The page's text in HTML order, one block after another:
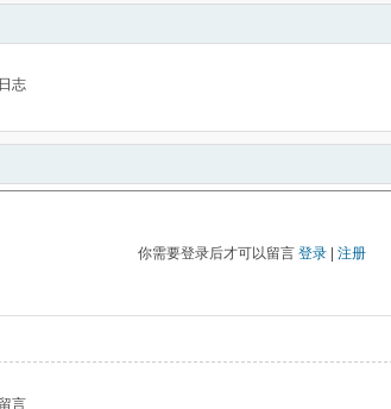
志
你需要登录后才可以留言 登录 注册
言